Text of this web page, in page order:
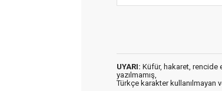
UYARI: Küfür, hakaret, rencide
yazılmamış,
Türkçe karakter kullanılmayan